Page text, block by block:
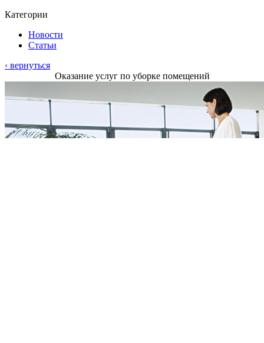
Категории
Новости
Статьи
‹ вернуться
Оказание услуг по уборке помещений